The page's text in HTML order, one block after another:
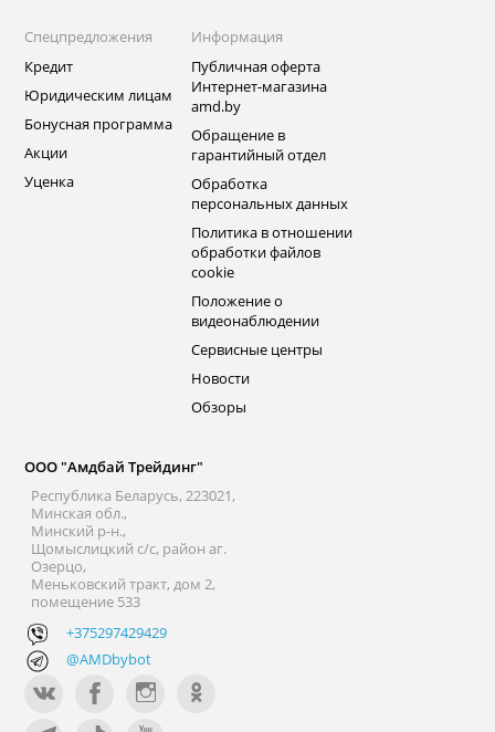
Спецпредложения
Кредит
Юридическим лицам
Бонусная программа
Акции
Уценка
Информация
Публичная оферта
Интернет-магазина
amd.by
Обращение в
гарантийный отдел
Обработка
персональных данных
Политика в отношении
обработки файлов
cookie
Положение о
видеонаблюдении
Сервисные центры
Новости
Обзоры
ООО "Амдбай Трейдинг"
Республика Беларусь, 223021,
Минская обл.,
Минский р-н.,
Щомыслицкий с/с, район аг.
Озерцо,
Меньковский тракт, дом 2,
помещение 533
+375297429429
@AMDbybot